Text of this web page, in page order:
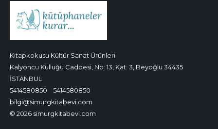
Kitapkokusu Kültür Sanat Ürünleri
Kalyoncu Kulluğu Caddesi, No: 13, Kat: 3, Beyoğlu 34435
İSTANBUL
5414580850
5414580850
bilgi@simurgkitabevi.com
© 2026 simurgkitabevi.com